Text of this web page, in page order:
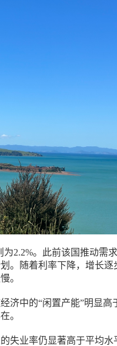
2.2%。此前该国推动需
。随着利率下降，增长逐
。
济中的“闲置产能”明显高
。
失业率仍显著高于平均水